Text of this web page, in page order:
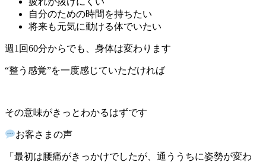
自分のための時間を持ちたい
将来も元気に動ける体でいたい
週1回60分からでも、身体は変わります
“整う感覚”を一度感じていただければ
その意味がきっとわかるはずです
お客さまの声
「最初は腰痛がきっかけでしたが、通ううちに姿勢が変わ